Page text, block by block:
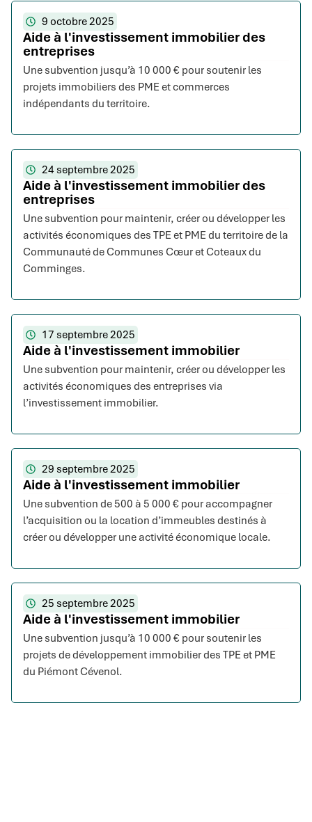
9 octobre 2025
Aide à l'investissement immobilier des
entreprises
Une subvention jusqu’à 10 000 € pour soutenir les
projets immobiliers des PME et commerces
indépendants du territoire.
24 septembre 2025
Aide à l'investissement immobilier des
entreprises
Une subvention pour maintenir, créer ou développer les
activités économiques des TPE et PME du territoire de la
Communauté de Communes Cœur et Coteaux du
Comminges.
17 septembre 2025
Aide à l'investissement immobilier
Une subvention pour maintenir, créer ou développer les
activités économiques des entreprises via
l’investissement immobilier.
29 septembre 2025
Aide à l'investissement immobilier
Une subvention de 500 à 5 000 € pour accompagner
l’acquisition ou la location d’immeubles destinés à
créer ou développer une activité économique locale.
25 septembre 2025
Aide à l'investissement immobilier
Une subvention jusqu’à 10 000 € pour soutenir les
projets de développement immobilier des TPE et PME
du Piémont Cévenol.